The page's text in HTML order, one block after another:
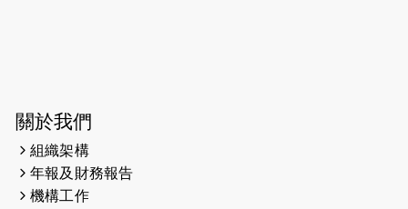
2025-03-21
2025-02-20
2025-02-06
關於我們
組織架構
年報及財務報告
機構工作